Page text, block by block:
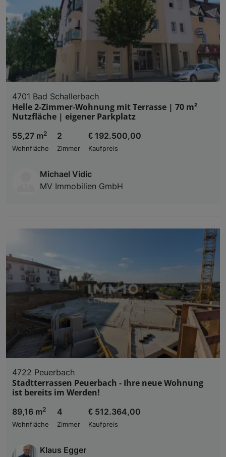
4701 Bad Schallerbach
Helle 2-Zimmer-Wohnung mit Terrasse | 70 m²
Nutzfläche | eigener Parkplatz
55,27 m2
Wohnfläche
2
Zimmer
€ 192.500,00
Kaufpreis
Michael Vidic
MV Immobilien GmbH
4722 Peuerbach
Stadtterrassen Peuerbach - Ihre neue Wohnung
ist bereits im Werden!
89,16 m2
Wohnfläche
4
Zimmer
€ 512.364,00
Kaufpreis
Klaus Egger